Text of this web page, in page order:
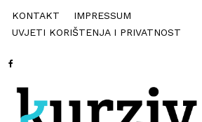
KONTAKT
IMPRESSUM
UVJETI KORIŠTENJA I PRIVATNOST